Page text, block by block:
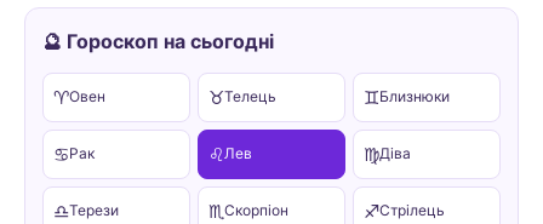
🔮 Гороскоп на сьогодні
♈Овен ♉Телець ♊Близнюки
♋Рак ♌Лев ♍Діва
♎Терези ♏ Скорпіон ♐Стрілець